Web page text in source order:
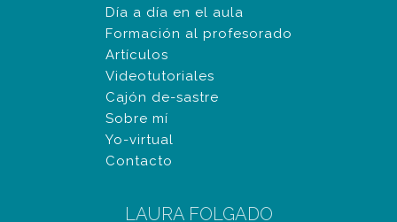
Día a día en el aula
Formación al profesorado
Artículos
Videotutoriales
Cajón de-sastre
Sobre mí
Yo-virtual
Contacto
LAURA FOLGADO